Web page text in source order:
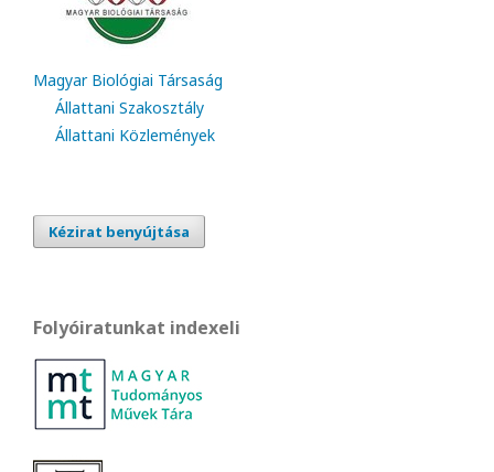
Magyar Biológiai Társaság
Állattani Szakosztály
Állattani Közlemények
Kézirat benyújtása
Folyóiratunkat indexeli